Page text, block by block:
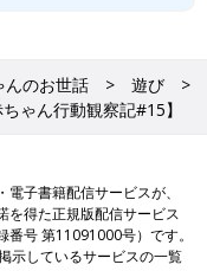
んのお世話
遊び
ゃん行動観察記#15】
子書籍配信サービスが、
を得た正規版配信サービス
号 第11091000号）です。
示しているサービスの一覧